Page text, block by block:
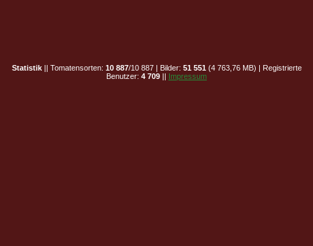
Statistik|| Tomatensorten: 10 887/10 887 | Bilder: 51 551 (4 763,76 MB) | Registrierte
Benutzer: 4 709 || Impressum